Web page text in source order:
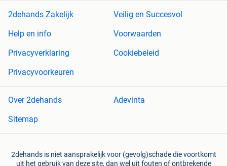
2dehands Zakelijk
Veilig en Succesvol
Help en info
Voorwaarden
Privacyverklaring
Cookiebeleid
Privacyvoorkeuren
Over 2dehands
Adevinta
Sitemap
2dehands is niet aansprakelijk voor (gevolg)schade die voortkomt
uit het gebruik van deze site, dan wel uit fouten of ontbrekende